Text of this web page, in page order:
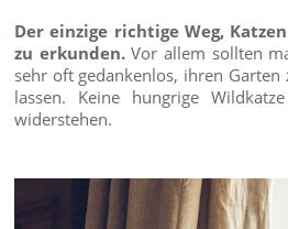
Der einzige richtige Weg,
zu erkunden.Vor allem sollten
sehr oft gedankenlos, ihren
lassen. Keine hungrige
widerstehen.